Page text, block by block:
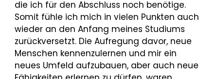
die ich für den Abschluss noch benötige.
Somit fühle ich mich in vielen Punkten auch
wieder an den Anfang meines Studiums
zurückversetzt. Die Aufregung davor, neue
Menschen kennenzulernen und mir ein
neues Umfeld aufzubauen, aber auch neue